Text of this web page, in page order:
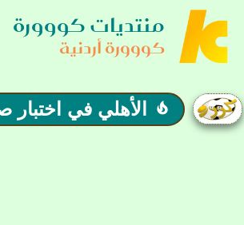
منتديات كووورة
كووورة أردنية
 الأهلي في